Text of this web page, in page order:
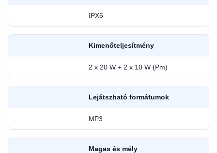
IPX6
Kimenőteljesítmény
2 x 20 W + 2 x 10 W (Pm)
Lejátszható formátumok
MP3
Magas és mély